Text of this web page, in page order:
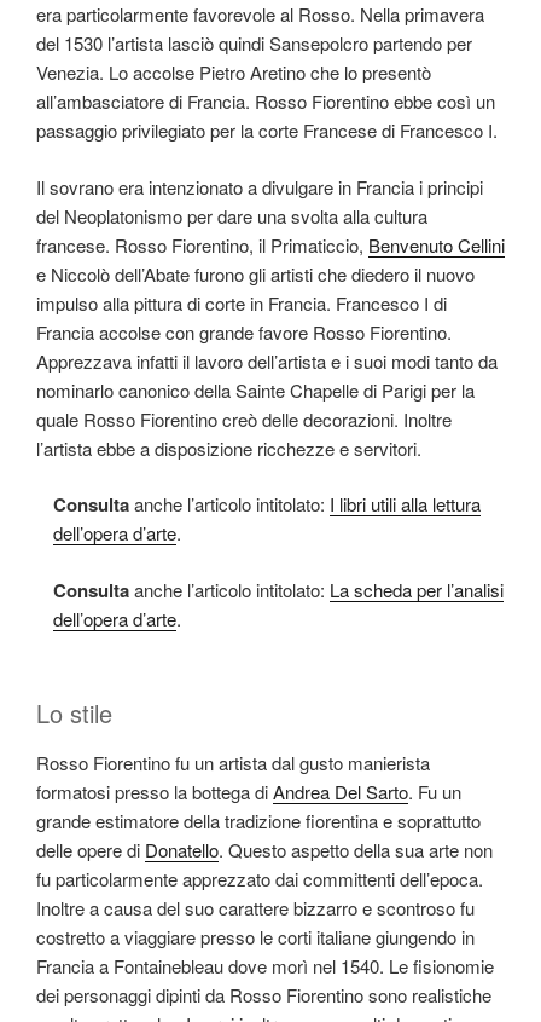
era particolarmente favorevole al Rosso. Nella primavera
del 1530 l’artista lasciò quindi Sansepolcro partendo per
Venezia. Lo accolse Pietro Aretino che lo presentò
all’ambasciatore di Francia. Rosso Fiorentino ebbe così un
passaggio privilegiato per la corte Francese di Francesco I.
Il sovrano era intenzionato a divulgare in Francia i principi
del Neoplatonismo per dare una svolta alla cultura
francese. Rosso Fiorentino, il Primaticcio, Benvenuto Cellini
e Niccolò dell’Abate furono gli artisti che diedero il nuovo
impulso alla pittura di corte in Francia. Francesco I di
Francia accolse con grande favore Rosso Fiorentino.
Apprezzava infatti il lavoro dell’artista e i suoi modi tanto da
nominarlo canonico della Sainte Chapelle di Parigi per la
quale Rosso Fiorentino creò delle decorazioni. Inoltre
l’artista ebbe a disposizione ricchezze e servitori.
Consultaanche l’articolo intitolato: I libri utili alla lettura
dell’opera d’arte.
Consultaanche l’articolo intitolato: La scheda per l’analisi
dell’opera d’arte.
Lo stile
Rosso Fiorentino fu un artista dal gusto manierista
formatosi presso la bottega diAndrea Del Sarto. Fu un
grande estimatore della tradizione fiorentina e soprattutto
delle opere di Donatello. Questo aspetto della sua arte non
fu particolarmente apprezzato dai committenti dell’epoca.
Inoltre a causa del suo carattere bizzarro e scontroso fu
costretto a viaggiare presso le corti italiane giungendo in
Francia a Fontainebleau dove morì nel 1540. Le fisionomie
dei personaggi dipinti da Rosso Fiorentino sono realistiche